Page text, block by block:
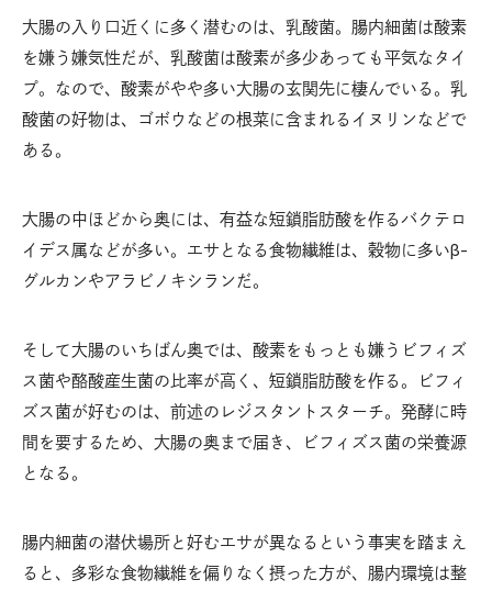
大腸の入り口近くに多く潜むのは、乳酸菌。腸内細菌は酸素
を嫌う嫌気性だが、乳酸菌は酸素が多少あっても平気なタイ
プ。なので、酸素がやや多い大腸の玄関先に棲んでいる。乳
酸菌の好物は、ゴボウなどの根菜に含まれるイヌリンなどで
ある。
大腸の中ほどから奥には、有益な短鎖脂肪酸を作るバクテロ
イデス属などが多い。エサとなる食物繊維は、穀物に多いβ-
グルカンやアラビノキシランだ。
そして大腸のいちばん奥では、酸素をもっとも嫌うビフィズ
ス菌や酪酸産生菌の比率が高く、短鎖脂肪酸を作る。ビフィ
ズス菌が好むのは、前述のレジスタントスターチ。発酵に時
間を要するため、大腸の奥まで届き、ビフィズス菌の栄養源
となる。
腸内細菌の潜伏場所と好むエサが異なるという事実を踏まえ
ると、多彩な食物繊維を偏りなく摂った方が、腸内環境は整